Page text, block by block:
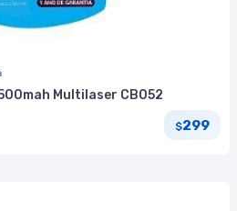
Multilaser CB052
$299